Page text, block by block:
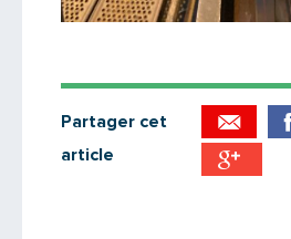
Partager cet
article